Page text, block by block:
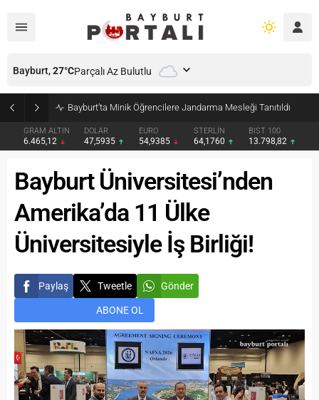
Bayburt’ta Minik Öğrencilere Jandarma Mesleği Tanıtıldı
GRAM ALTIN
6.465,12
DOLAR
47,5935
EURO
54,9385
STERLİN
64,1760
BIST 100
13.798,82
Bayburt,27°CParçalı Az Bulutlu
Bayburt Üniversitesi’nden
Amerika’da 11 Ülke
Üniversitesiyle İş Birliği!
Paylaş Tweetle Gönder
ABONE OL